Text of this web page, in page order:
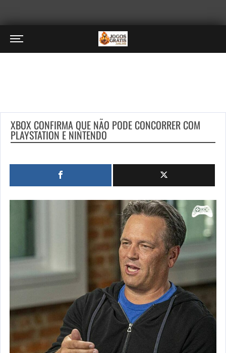
XBOX CONFIRMA QUE NÃO PODE CONCORRER COM
PLAYSTATION E NINTENDO